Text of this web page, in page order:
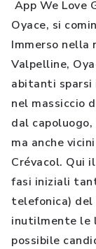
App We Love
Oyace, si
Immerso
Valpelline,
abitanti sparsi
nel massiccio
dal
ma anche
Crévacol. Qui
fasi iniziali
telefonica) del
inutilmente le
possibile